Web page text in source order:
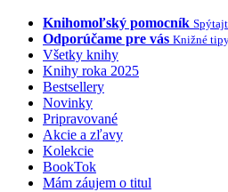
Knihomoľský pomocník
Odporúčame pre vás Knižné
Všetky knihy
Knihy roka 2025
Bestsellery
Novinky
Pripravované
Akcie a zľavy
Kolekcie
BookTok
Mám záujem o titul